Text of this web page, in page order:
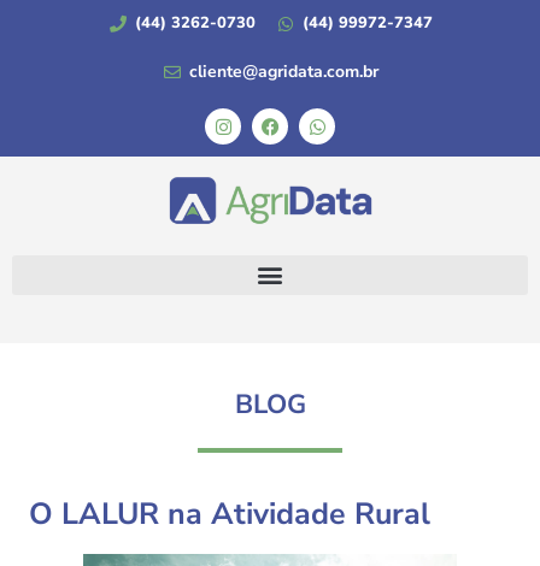
(44) 3262-0730 (44) 99972-7347
cliente@agridata.com.br
BLOG
O LALUR na Atividade Rural